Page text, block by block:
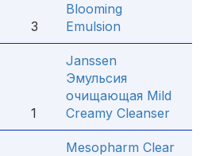
3
Blooming
Emulsion
1
Janssen
Эмульсия
очищающая Mild
Creamy Cleanser
Mesopharm Clear